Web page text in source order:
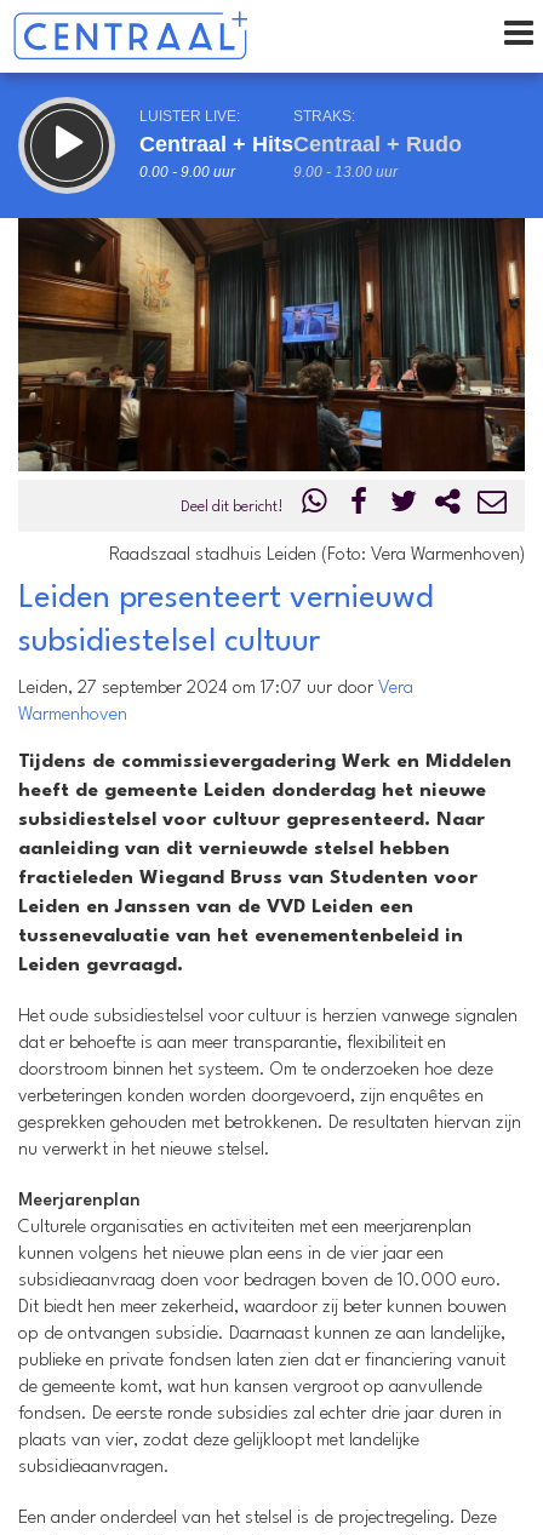
LUISTER LIVE:
Centraal + Hits
0.00 - 9.00 uur
STRAKS:
Centraal + Rudo
9.00 - 13.00 uur
Vorig uur uur 1 van 0 Volgend uur
Deel dit bericht!
Raadszaal stadhuis Leiden (Foto: Vera Warmenhoven)
Leiden presenteert vernieuwd
subsidiestelsel cultuur
Leiden, 27 september 2024 om 17:07 uur door Vera
Warmenhoven
Tijdens de commissievergadering Werk en Middelen
heeft de gemeente Leiden donderdag het nieuwe
subsidiestelsel voor cultuur gepresenteerd. Naar
aanleiding van dit vernieuwde stelsel hebben
fractieleden Wiegand Bruss van Studenten voor
Leiden en Janssen van de VVD Leiden een
tussenevaluatie van het evenementenbeleid in
Leiden gevraagd.
Het oude subsidiestelsel voor cultuur is herzien vanwege signalen
dat er behoefte is aan meer transparantie, flexibiliteit en
doorstroom binnen het systeem. Om te onderzoeken hoe deze
verbeteringen konden worden doorgevoerd, zijn enquêtes en
gesprekken gehouden met betrokkenen. De resultaten hiervan zijn
nu verwerkt in het nieuwe stelsel.
Meerjarenplan
Culturele organisaties en activiteiten met een meerjarenplan
kunnen volgens het nieuwe plan eens in de vier jaar een
subsidieaanvraag doen voor bedragen boven de 10.000 euro.
Dit biedt hen meer zekerheid, waardoor zij beter kunnen bouwen
op de ontvangen subsidie. Daarnaast kunnen ze aan landelijke,
publieke en private fondsen laten zien dat er financiering vanuit
de gemeente komt, wat hun kansen vergroot op aanvullende
fondsen. De eerste ronde subsidies zal echter drie jaar duren in
plaats van vier, zodat deze gelijkloopt met landelijke
subsidieaanvragen.
Een ander onderdeel van het stelsel is de projectregeling. Deze